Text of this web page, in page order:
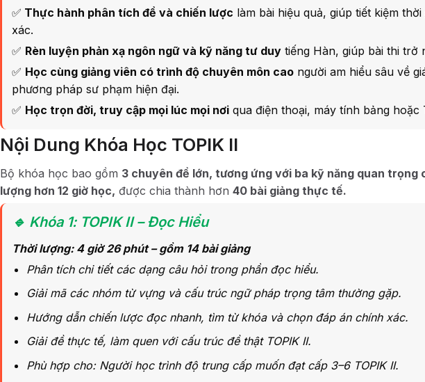
✅ Thực hành phân tích đề và chiến lược làm bài hiệu quả, giúp tiết kiệm
xác.
✅ Rèn luyện phản xạ ngôn ngữ và kỹ năng tư duy tiếng Hàn, giúp bài thi trở
✅ Học cùng giảng viên có trình độ chuyên môn cao người am hiểu sâu về
phương pháp sư phạm hiện đại.
✅ Học trọn đời, truy cập mọi lúc mọi nơi qua điện thoại, máy tính bảng hoặc
Nội Dung Khóa Học TOPIK II
Bộ khóa học bao gồm 3 chuyên đề lớn, tương ứng với ba kỹ năng quan trọng
lượng hơn 12 giờ học, được chia thành hơn 40 bài giảng thực tế.
🔹 Khóa 1: TOPIK II – Đọc Hiểu
Thời lượng: 4 giờ 26 phút – gồm 14 bài giảng
Phân tích chi tiết các dạng câu hỏi trong phần đọc hiểu.
Giải mã các nhóm từ vựng và cấu trúc ngữ pháp trọng tâm thường gặp.
Hướng dẫn chiến lược đọc nhanh, tìm từ khóa và chọn đáp án chính xác.
Giải đề thực tế, làm quen với cấu trúc đề thật TOPIK II.
Phù hợp cho: Người học trình độ trung cấp muốn đạt cấp 3–6 TOPIK II.